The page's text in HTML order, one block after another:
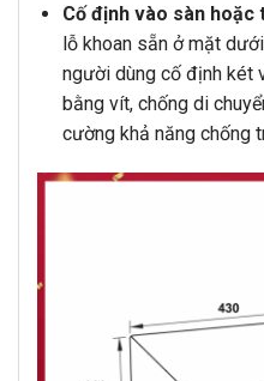
Cố định vào sàn hoặc
lỗ khoan sẵn ở mặt
người dùng cố định két
bằng vít, chống di
cường khả năng chống